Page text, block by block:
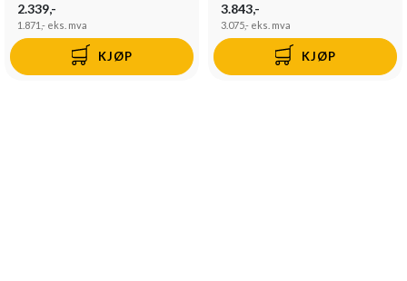
2.339,-
1.871,- eks. mva
KJØP
3.843,-
3.075,- eks. mva
KJØP